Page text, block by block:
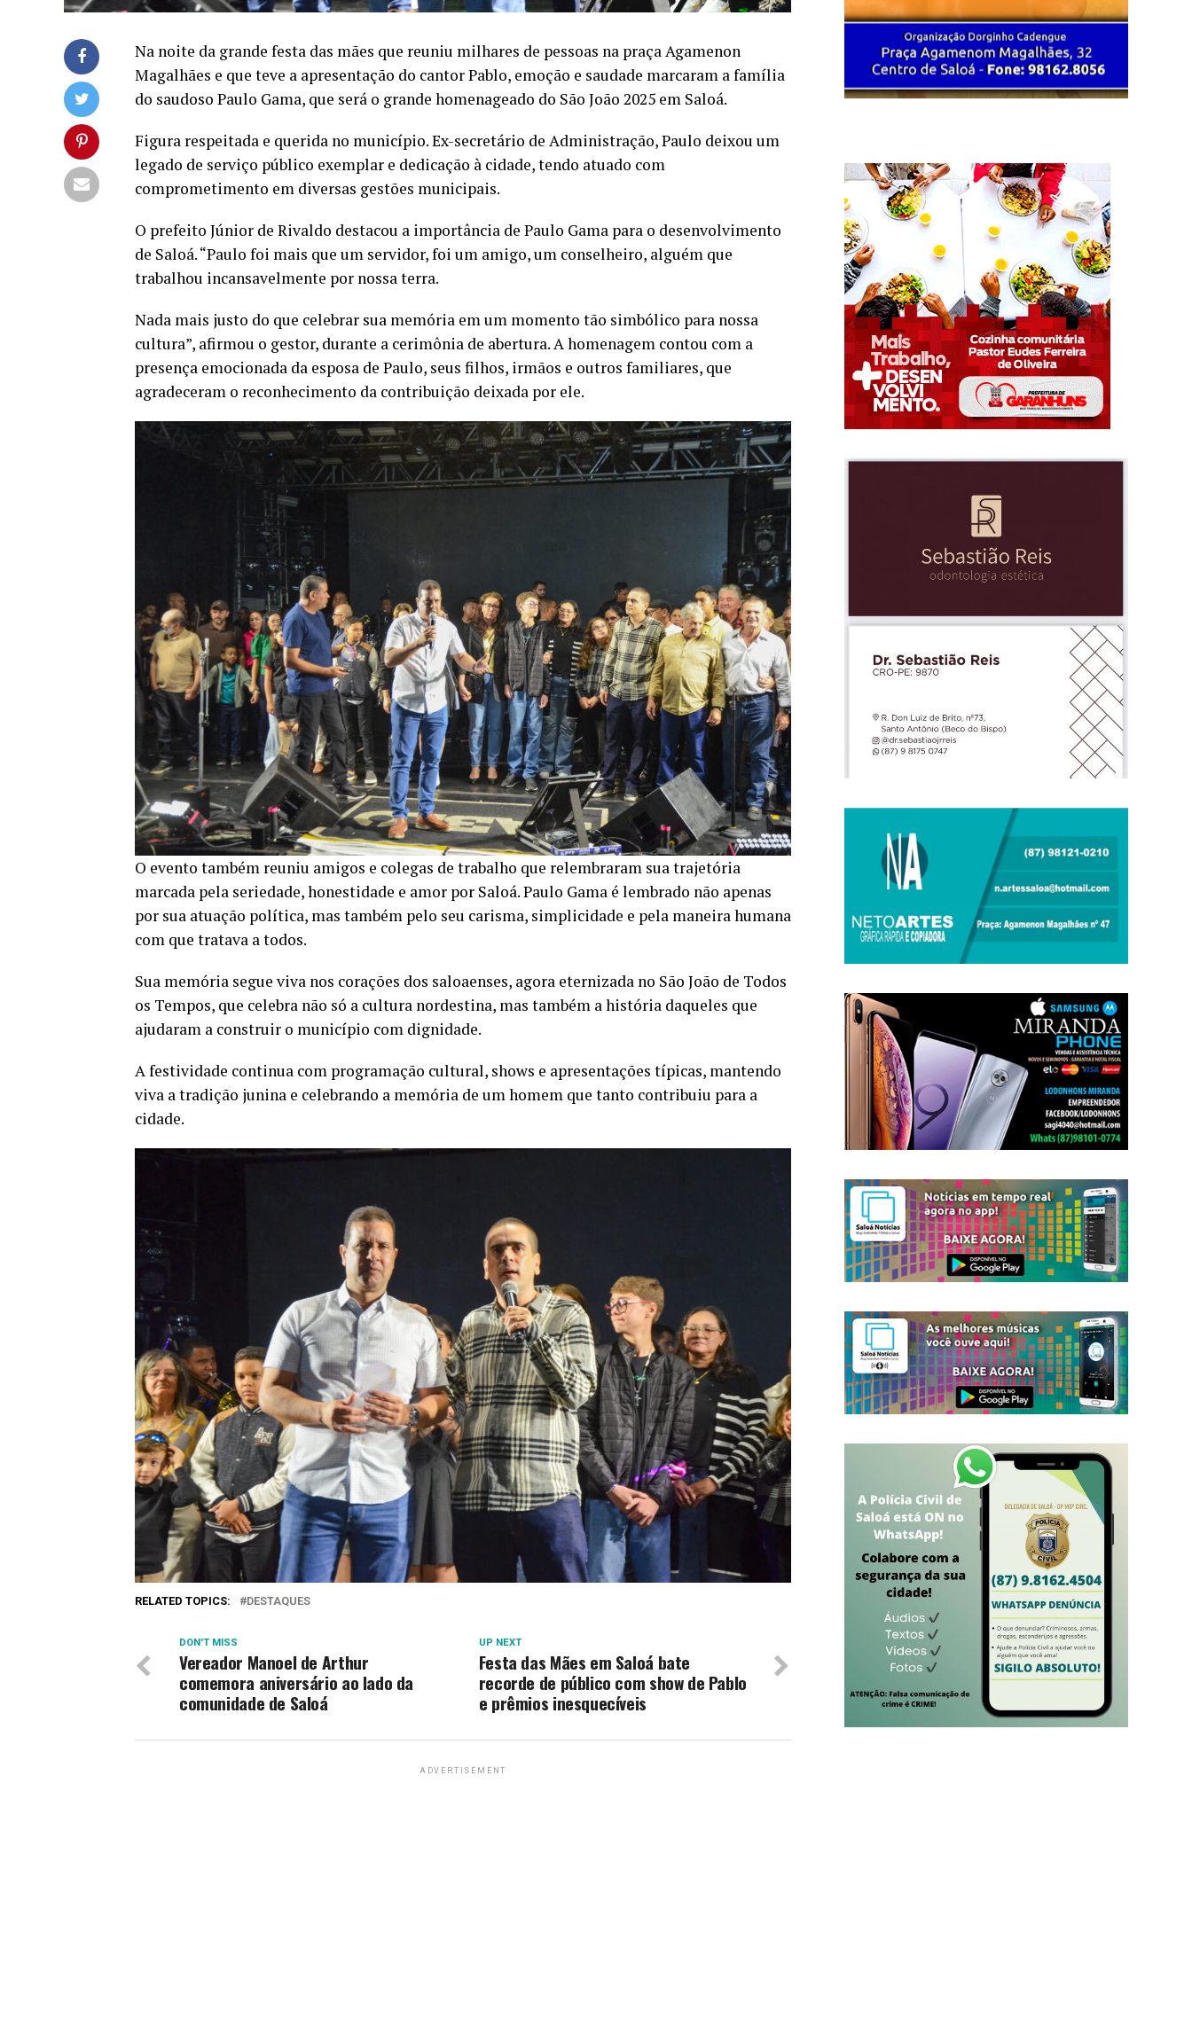
Na noite da grande festa das mães que reuniu milhares de pessoas na praça Agamenon
Magalhães e que teve a apresentação do cantor Pablo, emoção e saudade marcaram a família
do saudoso Paulo Gama, que será o grande homenageado do São João 2025 em Saloá.
Figura respeitada e querida no município. Ex-secretário de Administração, Paulo deixou um
legado de serviço público exemplar e dedicação à cidade, tendo atuado com
comprometimento em diversas gestões municipais.
O prefeito Júnior de Rivaldo destacou a importância de Paulo Gama para o desenvolvimento
de Saloá. “Paulo foi mais que um servidor, foi um amigo, um conselheiro, alguém que
trabalhou incansavelmente por nossa terra.
Nada mais justo do que celebrar sua memória em um momento tão simbólico para nossa
cultura”, afirmou o gestor, durante a cerimônia de abertura. A homenagem contou com a
presença emocionada da esposa de Paulo, seus filhos, irmãos e outros familiares, que
agradeceram o reconhecimento da contribuição deixada por ele.
O evento também reuniu amigos e colegas de trabalho que relembraram sua trajetória
marcada pela seriedade, honestidade e amor por Saloá. Paulo Gama é lembrado não apenas
por sua atuação política, mas também pelo seu carisma, simplicidade e pela maneira humana
com que tratava a todos.
Sua memória segue viva nos corações dos saloaenses, agora eternizada no São João de Todos
os Tempos, que celebra não só a cultura nordestina, mas também a história daqueles que
ajudaram a construir o município com dignidade.
A festividade continua com programação cultural, shows e apresentações típicas, mantendo
viva a tradição junina e celebrando a memória de um homem que tanto contribuiu para a
cidade.
RELATED TOPICS: DESTAQUES
UP NEXT
Festa das Mães em Saloá bate
recorde de público com show de Pablo
e prêmios inesquecíveis
DON'T MISS
Vereador Manoel de Arthur
comemora aniversário ao lado da
comunidade de Saloá
ADVERTISEMENT